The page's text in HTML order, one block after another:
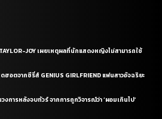
JOY เผยเหตุผลที่นักแสดงหญิงไม่สามารถใช้
ฮอตจากซีรี่ส์ GENIUS GIRLFRIEND แฟนสาวอัจฉริยะ
งการหลังจบทัวร์ จากการถูกวิจารณ์ว่า ‘ผอมเกินไป’